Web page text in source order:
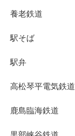
養老鉄道
駅そば
駅弁
高松琴平電気鉄道
鹿島臨海鉄道